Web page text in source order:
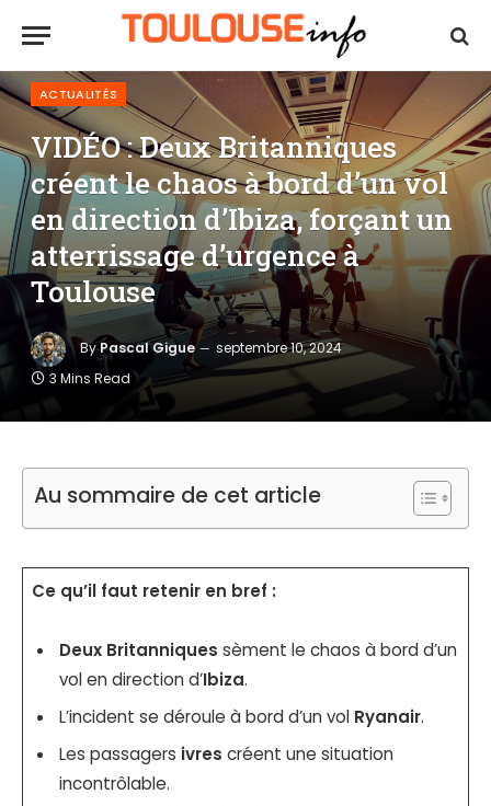
ACTUALITÉS
VIDÉO : Deux Britanniques
créent le chaos à bord d’un vol
en direction d’Ibiza, forçant un
atterrissage d’urgence à
Toulouse
ByPascal Gigue
septembre 10, 2024
3 Mins Read
Au sommaire de cet article
Ce qu’il faut retenir en bref :
Deux Britanniques sèment le chaos à bord d’un
vol en direction d’Ibiza.
L’incident se déroule à bord d’un vol Ryanair.
Les passagers ivres créent une situation
incontrôlable.